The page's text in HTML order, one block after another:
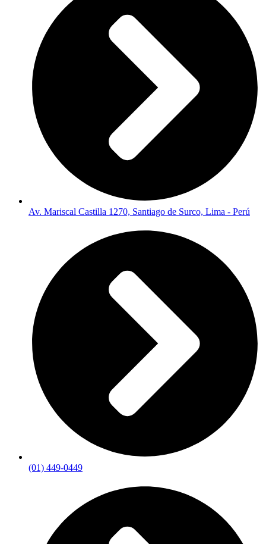
Av. Mariscal Castilla 1270, Santiago de Surco, Lima - Perú
(01) 449-0449